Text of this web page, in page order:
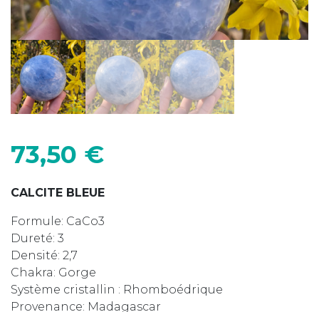
73,50 €
CALCITE BLEUE
Formule: CaCo3
Dureté: 3
Densité: 2,7
Chakra: Gorge
Système cristallin : Rhomboédrique
Provenance: Madagascar